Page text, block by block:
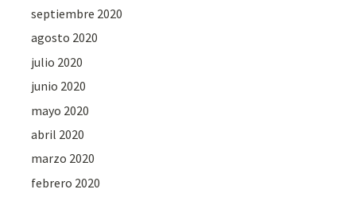
septiembre 2020
agosto 2020
julio 2020
junio 2020
mayo 2020
abril 2020
marzo 2020
febrero 2020